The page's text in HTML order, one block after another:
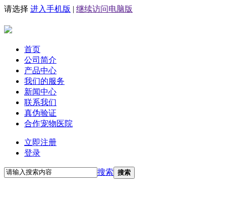
请选择 进入手机版 | 继续访问电脑版
首页
公司简介
产品中心
我们的服务
新闻中心
联系我们
真伪验证
合作宠物医院
立即注册
登录
搜索 搜索